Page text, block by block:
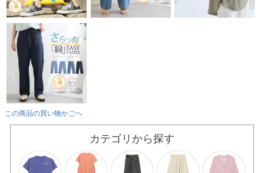
この商品の買い物かごへ
カテゴリから探す